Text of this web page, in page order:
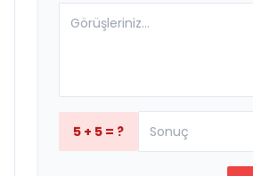
5 + 5 = ?